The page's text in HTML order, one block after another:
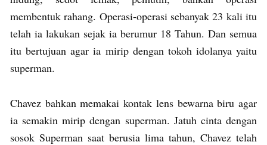
membentuk rahang. Operasi-operasi sebanyak 23 kali itu
telah ia lakukan sejak ia berumur 18 Tahun. Dan semua
itu bertujuan agar ia mirip dengan tokoh idolanya yaitu
superman.
Chavez bahkan memakai kontak lens bewarna biru agar
ia semakin mirip dengan superman. Jatuh cinta dengan
sosok Superman saat berusia lima tahun, Chavez telah